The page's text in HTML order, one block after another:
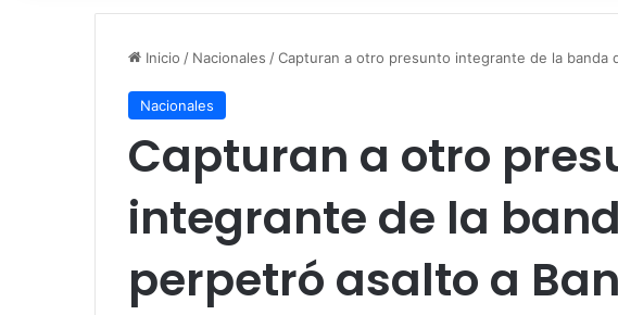
Inicio / Nacionales /Capturan a otro presunto integrante de la banda
Nacionales
Capturan a otro
integrante de la
perpetró asalto a